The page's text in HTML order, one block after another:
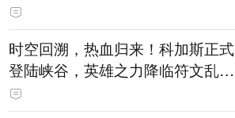
时空回溯，热血归来！科加斯正式
登陆峡谷，英雄之力降临符文乱
斗！